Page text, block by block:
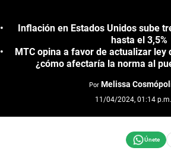
Inflación en Estados Unidos sube
hasta el 3,5%
MTC opina a favor de actualizar ley
¿cómo afectaría la norma al
Por Melissa
11/04/2024, 01:14 p.m.